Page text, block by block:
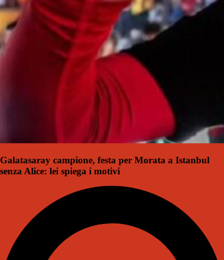
Galatasaray campione, festa per Morata a Istanbul
senza Alice: lei spiega i motivi